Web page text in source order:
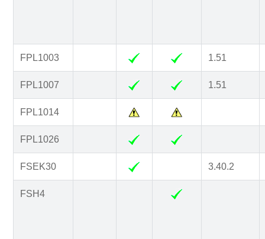
FPL1003 1.51
FPL1007 1.51
FPL1014
FPL1026
FSEK30 3.40.2
FSH4